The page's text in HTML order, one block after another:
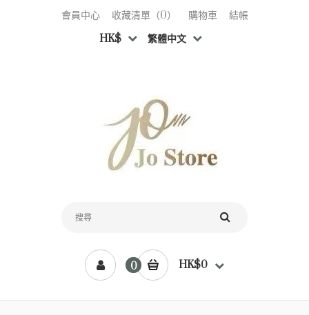
會員中心 收藏清單（0） 購物車
結帳
HK$
繁體中文
0 HK$0